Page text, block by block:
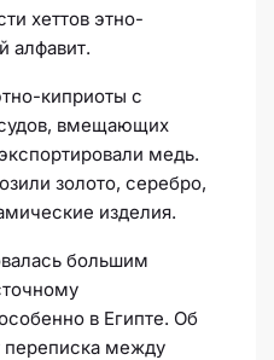
хеттов этно-
алфавит.
киприоты с
вмещающих
медь.
золото, серебро,
изделия.
большим
в Египте. Об
переписка между